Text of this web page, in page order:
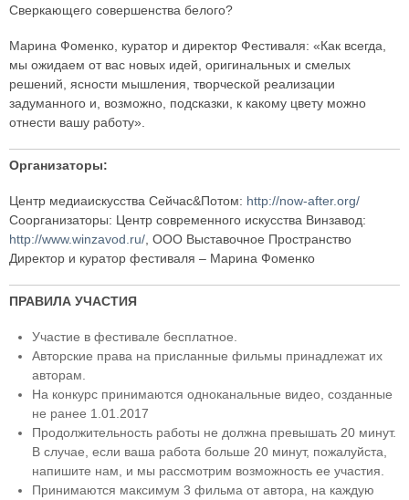
Сверкающего совершенства белого?
Марина Фоменко, куратор и директор Фестиваля: «Как всегда,
мы ожидаем от вас новых идей, оригинальных и смелых
решений, ясности мышления, творческой реализации
задуманного и, возможно, подсказки, к какому цвету можно
отнести вашу работу».
Организаторы:
Центр медиаискусства Сейчас&Потом: http://now-after.org/
Соорганизаторы: Центр современного искусства Винзавод:
http://www.winzavod.ru/ , ООО Выставочное Пространство
Директор и куратор фестиваля – Марина Фоменко
ПРАВИЛА УЧАСТИЯ
Участие в фестивале бесплатное.
Авторские права на присланные фильмы принадлежат их
авторам.
На конкурс принимаются одноканальные видео, созданные
не ранее 1.01.2017
Продолжительность работы не должна превышать 20 минут.
В случае, если ваша работа больше 20 минут, пожалуйста,
напишите нам, и мы рассмотрим возможность ее участия.
Принимаются максимум 3 фильма от автора, на каждую